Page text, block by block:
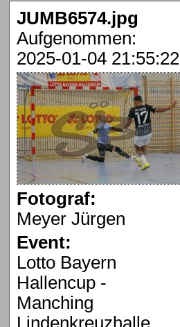
JUMB6574.jpg
Aufgenommen:
2025-01-04 21:55:22
Fotograf:
Meyer Jürgen
Event:
Lotto Bayern
Hallencup -
Manching
Lindenkreuzhalle